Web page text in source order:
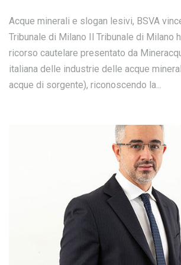
Acque minerali e slogan lesivi, BSVA
Tribunale di Milano Il Tribunale di Milano
ricorso cautelare presentato da
italiana delle industrie delle acque
acque di sorgente), riconoscendo la...